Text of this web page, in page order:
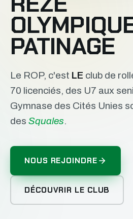
PATINAGE
Le ROP, c'est LE club de
70 licenciés, des U7 aux
Gymnase des Cités Unies
des Squales.
NOUS REJOINDRE
DÉCOUVRIR LE CLUB